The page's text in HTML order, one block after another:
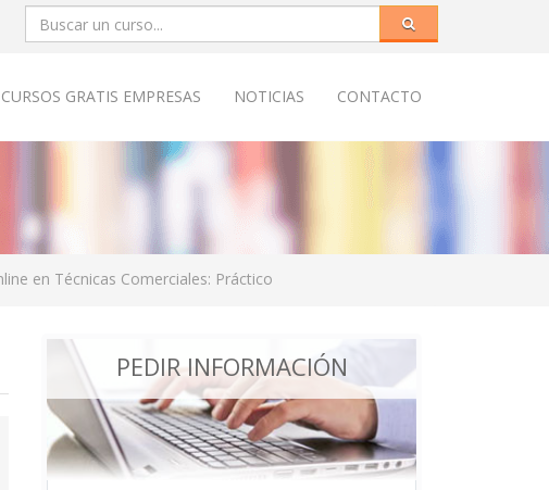
CURSOS GRATIS EMPRESAS NOTICIAS CONTACTO
en Técnicas Comerciales: Práctico
PEDIR INFORMACIÓN